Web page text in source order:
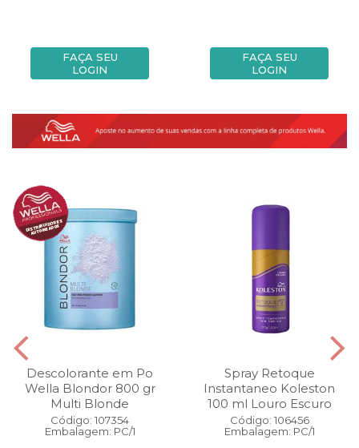
FAÇA SEU
LOGIN
FAÇA SEU
LOGIN
Descolorante em Po
Wella Blondor 800 gr
Multi Blonde
Código: 107354
Embalagem: PC/1
Spray Retoque
Instantaneo Koleston
100 ml Louro Escuro
Código: 106456
Embalagem: PC/1